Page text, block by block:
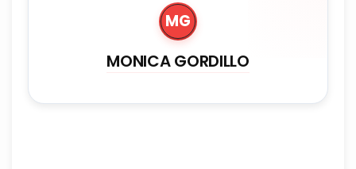
MG
MONICA GORDILLO